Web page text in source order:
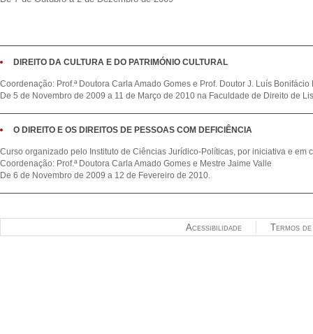
DIREITO DA CULTURA E DO PATRIMÓNIO CULTURAL
Coordenação: Prof.ª Doutora Carla Amado Gomes e Prof. Doutor J. Luís Bonifácio
De 5 de Novembro de 2009 a 11 de Março de 2010 na Faculdade de Direito de
O DIREITO E OS DIREITOS DE PESSOAS COM DEFICIÊNCIA
Curso organizado pelo Instituto de Ciências Jurídico-Políticas, por iniciativa e em
Coordenação: Prof.ª Doutora Carla Amado Gomes e Mestre Jaime Valle
De 6 de Novembro de 2009 a 12 de Fevereiro de 2010.
Termos
Acessibilidade